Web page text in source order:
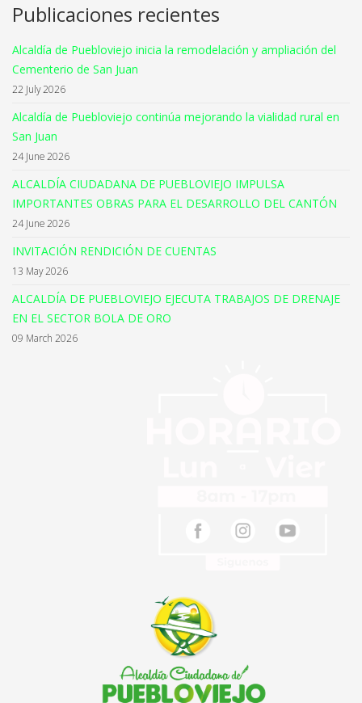
Publicaciones recientes
Alcaldía de Puebloviejo inicia la remodelación y ampliación del
Cementerio de San Juan
22 July 2026
Alcaldía de Puebloviejo continúa mejorando la vialidad rural en
San Juan
24 June 2026
ALCALDÍA CIUDADANA DE PUEBLOVIEJO IMPULSA
IMPORTANTES OBRAS PARA EL DESARROLLO DEL CANTÓN
24 June 2026
INVITACIÓN RENDICIÓN DE CUENTAS
13 May 2026
ALCALDÍA DE PUEBLOVIEJO EJECUTA TRABAJOS DE DRENAJE
EN EL SECTOR BOLA DE ORO
09 March 2026